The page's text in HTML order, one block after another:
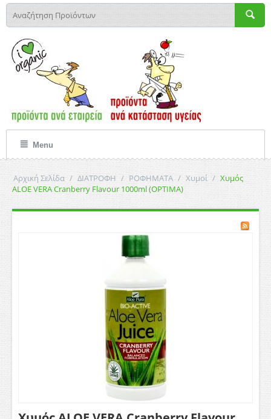
Menu
Αρχική Σελίδα / ΔΙΑΤΡΟΦΗ / ΡΟΦΗΜΑΤΑ / Χυμοί / Χυμός
ALOE VERA Cranberry Flavour 1000ml (OPTIMA)